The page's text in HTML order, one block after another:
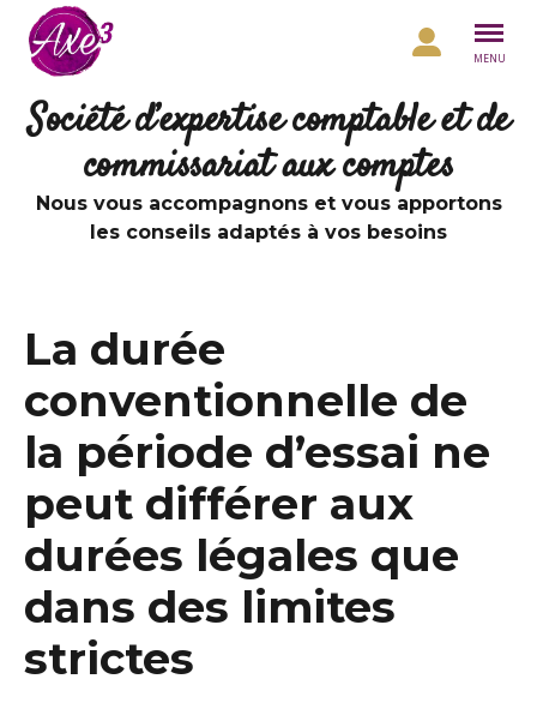
Aller au contenu
MENU
Société d’expertise comptable et de
commissariat aux comptes
Nous vous accompagnons et vous apportons
les conseils adaptés à vos besoins
La durée
conventionnelle de
la période d’essai ne
peut différer aux
durées légales que
dans des limites
strictes